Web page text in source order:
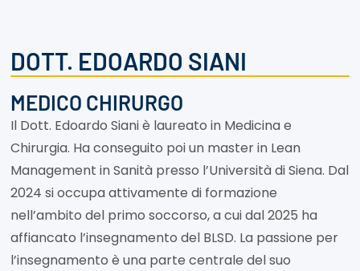
DOTT. EDOARDO SIANI
MEDICO CHIRURGO
Il Dott. Edoardo Siani è laureato in Medicina e
Chirurgia. Ha conseguito poi un master in Lean
Management in Sanità presso l’Università di Siena. Dal
2024 si occupa attivamente di formazione
nell’ambito del primo soccorso, a cui dal 2025 ha
affiancato l’insegnamento del BLSD. La passione per
l’insegnamento è una parte centrale del suo